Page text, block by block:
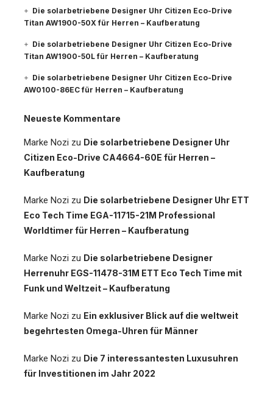
Die solarbetriebene Designer Uhr Citizen Eco-Drive
Titan AW1900-50X für Herren – Kaufberatung
Die solarbetriebene Designer Uhr Citizen Eco-Drive
Titan AW1900-50L für Herren – Kaufberatung
Die solarbetriebene Designer Uhr Citizen Eco-Drive
AW0100-86EC für Herren – Kaufberatung
Neueste Kommentare
Marke Nozi zu Die solarbetriebene Designer Uhr
Citizen Eco-Drive CA4664-60E für Herren –
Kaufberatung
Marke Nozi zu Die solarbetriebene Designer Uhr ETT
Eco Tech Time EGA-11715-21M Professional
Worldtimer für Herren – Kaufberatung
Marke Nozi zu Die solarbetriebene Designer
Herrenuhr EGS-11478-31M ETT Eco Tech Time mit
Funk und Weltzeit – Kaufberatung
Marke Nozi zu Ein exklusiver Blick auf die weltweit
begehrtesten Omega-Uhren für Männer
Marke Nozi zu Die 7 interessantesten Luxusuhren
für Investitionen im Jahr 2022